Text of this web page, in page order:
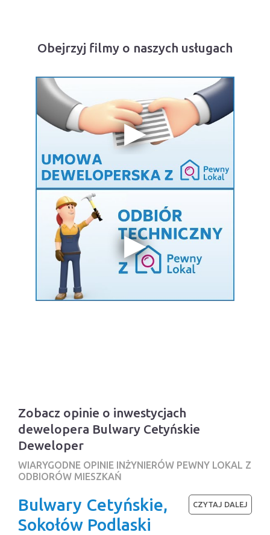
Obejrzyj filmy o naszych usługach
Zobacz opinie o inwestycjach
dewelopera Bulwary Cetyńskie
Deweloper
WIARYGODNE OPINIE INŻYNIERÓW PEWNY LOKAL Z
ODBIORÓW MIESZKAŃ
Bulwary Cetyńskie,
Sokołów Podlaski
CZYTAJ DALEJ